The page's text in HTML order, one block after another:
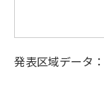
発表区域データ：